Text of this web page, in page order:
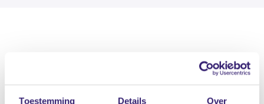
Toestemming Details Over